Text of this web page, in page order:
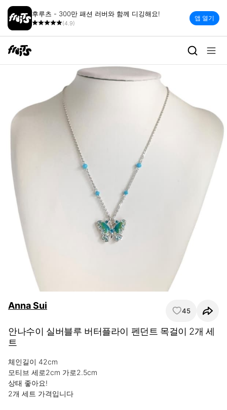
후루츠 - 300만 패션 러버와 함께 디깅해요!
(4.9)
앱 열기
Anna Sui 45
안나수이 실버블루 버터플라이 펜던트 목걸이 2개 세
트
체인길이 42cm
모티브 세로2cm 가로2.5cm
상태 좋아요!
2개 세트 가격입니다